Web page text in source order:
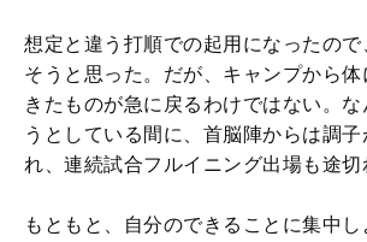
想定と違う打順での起用になったの
そうと思った。だが、キャンプから体
きたものが急に戻るわけではない。
うとしている間に、首脳陣からは調子
れ、連続試合フルイニング出場も途切
もともと、自分のできることに集中し